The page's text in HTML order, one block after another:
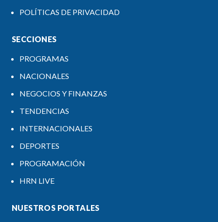
POLÍTICAS DE PRIVACIDAD
SECCIONES
PROGRAMAS
NACIONALES
NEGOCIOS Y FINANZAS
TENDENCIAS
INTERNACIONALES
DEPORTES
PROGRAMACIÓN
HRN LIVE
NUESTROS PORTALES